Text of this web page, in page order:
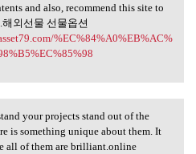
and also, recommend this site to
해외선물 선물옵션
%EC%84%A0%EB%AC%
your projects
your projects stand out of the
is something unique about them. It
all of them are brilliant.online